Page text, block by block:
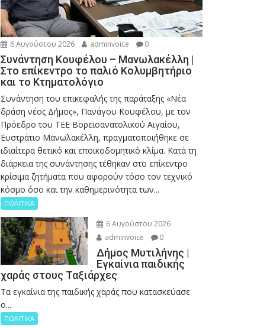
6 Αυγούστου 2026 adminvoice 0
Συνάντηση Κουφέλου – Μανωλακέλλη |
Στο επίκεντρο το παλιό Κολυμβητήριο
και το Κτηματολόγιο
Συνάντηση του επικεφαλής της παράταξης «Νέα
δράση νέος Δήμος», Πανάγου Κουφέλου, με τον
Πρόεδρο του ΤΕΕ Βορειοανατολικού Αιγαίου,
Ευστράτιο Μανωλακέλλη, πραγματοποιήθηκε σε
ιδιαίτερα θετικό και εποικοδομητικό κλίμα. Κατά τη
διάρκεια της συνάντησης τέθηκαν στο επίκεντρο
κρίσιμα ζητήματα που αφορούν τόσο τον τεχνικό
κόσμο όσο και την καθημερινότητα των...
ΠΟΛΙΤΙΚΑ
6 Αυγούστου 2026
adminvoice
0
Δήμος Μυτιλήνης |
Εγκαίνια παιδικής
χαράς στους Ταξιάρχες
Tα εγκαίνια της παιδικής χαράς που κατασκεύασε
ο...
ΠΟΛΙΤΙΚΑ